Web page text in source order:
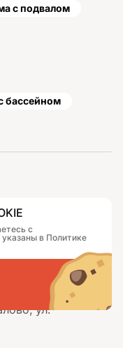
с подвалом
бассейном
ул.
с
в Политике